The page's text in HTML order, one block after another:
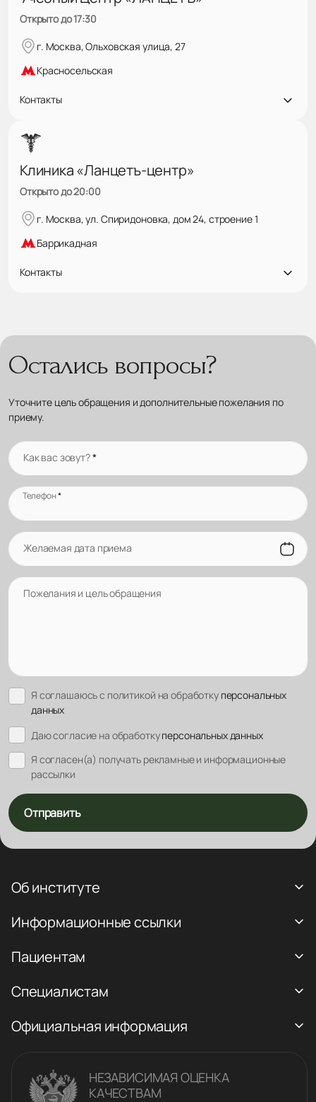
Открыто до 17:30
г. Москва, Ольховская улица, 27
Красносельская
Контакты
Клиника «Ланцетъ-центр»
Открыто до 20:00
г. Москва, ул. Спиридоновка, дом 24, строение 1
Баррикадная
Контакты
Остались вопросы?
Уточните цель обращения и дополнительные пожелания по
приему.
Как вас зовут?*
Телефон*
Желаемая дата приема
Пожелания и цель обращения
Я соглашаюсь с политикой на обработку персональных
данных
Даю согласие на обработкуперсональных данных
Я согласен(а) получать рекламные и информационные
рассылки
Отправить
Об институте
Информационные ссылки
Пациентам
Специалистам
Официальная информация
НЕЗАВИСИМАЯ ОЦЕНКА
КАЧЕСТВАM